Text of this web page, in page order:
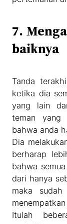
7.
baiknya
Tanda
ketika dia
yang lain
teman yang
bahwa anda
Dia
berharap
bahwa
dari hanya
maka sudah
Itulah